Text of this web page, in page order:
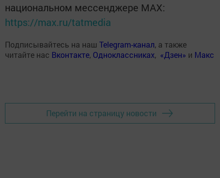
национальном мессенджере MАХ:
https://max.ru/tatmedia
Подписывайтесь на наш Telegram-канал, а также
читайте нас Вконтакте, Одноклассниках, «Дзен» и Макс
Перейти на страницу новости